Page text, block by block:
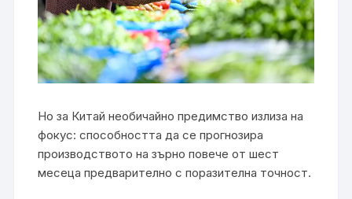
Но за Китай необичайно предимство излиза на
фокус: способността да се прогнозира
производството на зърно повече от шест
месеца предварително с поразителна точност.